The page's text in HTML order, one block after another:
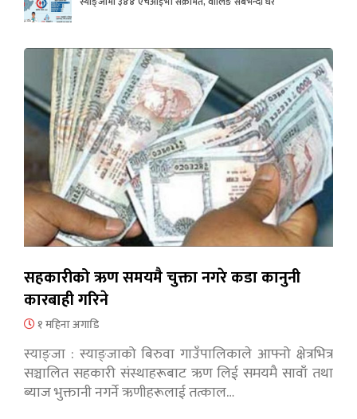
सहकारीको ऋण समयमै चुक्ता नगरे कडा कानुनी
कारबाही गरिने
१ महिना अगाडि
स्याङ्जा : स्याङ्जाको बिरुवा गाउँपालिकाले आफ्नो क्षेत्रभित्र
सञ्चालित सहकारी संस्थाहरूबाट ऋण लिई समयमै सावाँ तथा
ब्याज भुक्तानी नगर्ने ऋणीहरूलाई तत्काल…